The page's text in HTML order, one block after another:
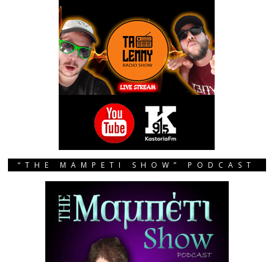
“THE MAMPETI SHOW” PODCAST